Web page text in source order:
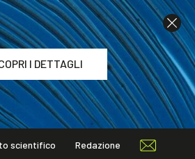
I DETTAGLI
scientifico Redazione